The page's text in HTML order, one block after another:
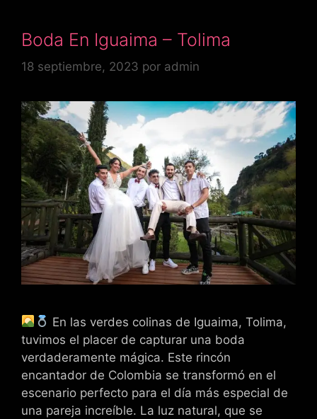
Boda En Iguaima – Tolima
18 septiembre, 2023 por admin
En las verdes colinas de Iguaima, Tolima,
tuvimos el placer de capturar una boda
verdaderamente mágica. Este rincón
encantador de Colombia se transformó en el
escenario perfecto para el día más especial de
una pareja increíble. La luz natural, que se